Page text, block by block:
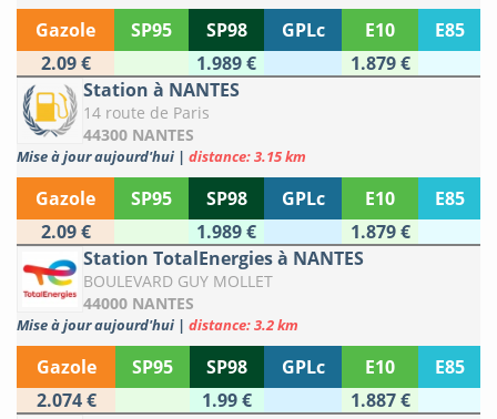
Gazole SP95 SP98 GPLc E10
E85
2.09 €
1.989 €
1.879 €
Station à NANTES
14 route de Paris
44300 NANTES
Mise à jour aujourd'hui | distance: 3.15 km
Gazole SP95 SP98 GPLc E10
E85
2.09 €
1.989 €
1.879 €
Station TotalEnergies à NANTES
BOULEVARD GUY MOLLET
44000 NANTES
Mise à jour aujourd'hui | distance: 3.2 km
Gazole SP95 SP98 GPLc E10
E85
2.074 €
1.99 €
1.887 €